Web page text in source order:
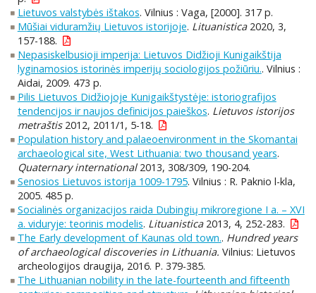
Lietuvos valstybės ištakos. Vilnius : Vaga, [2000]. 317 p.
Mūšiai viduramžių Lietuvos istorijoje. Lituanistica2020, 3,
157-188.
Nepasiskelbusioji imperija: Lietuvos Didžioji Kunigaikštija
lyginamosios istorinės imperijų sociologijos požiūriu.. Vilnius :
Aidai, 2009. 473 p.
Pilis Lietuvos Didžiojoje Kunigaikštystėje: istoriografijos
tendencijos ir naujos definicijos paieškos. Lietuvos istorijos
metraštis2012, 2011/1, 5-18.
Population history and palaeoenvironment in the Skomantai
archaeological site, West Lithuania: two thousand years.
Quaternary international2013, 308/309, 190-204.
Senosios Lietuvos istorija 1009-1795. Vilnius : R. Paknio l-kla,
2005. 485 p.
Socialinės organizacijos raida Dubingių mikroregione I a. – XVI
a. viduryje: teorinis modelis. Lituanistica2013, 4, 252-283.
The Early development of Kaunas old town.. Hundred years
of archaeological discoveries in Lithuania. Vilnius: Lietuvos
archeologijos draugija, 2016. P. 379-385.
The Lithuanian nobility in the late-fourteenth and fifteenth